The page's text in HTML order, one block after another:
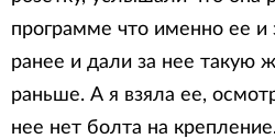
программе что именно ее и
ранее и дали за нее такую
раньше. А я взяла ее,
нее нет болта на